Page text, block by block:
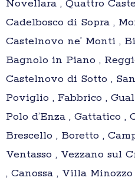
Novellara , Quattro
Cadelbosco di Sopra ,
Castelnovo ne’ Monti ,
Bagnolo in Piano ,
Castelnovo di Sotto ,
Poviglio , Fabbrico ,
Polo d’Enza , Gattatico ,
Brescello , Boretto ,
Ventasso , Vezzano sul
, Canossa , Villa